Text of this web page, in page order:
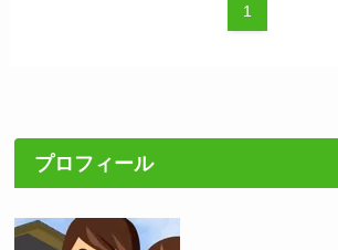
1
プロフィール